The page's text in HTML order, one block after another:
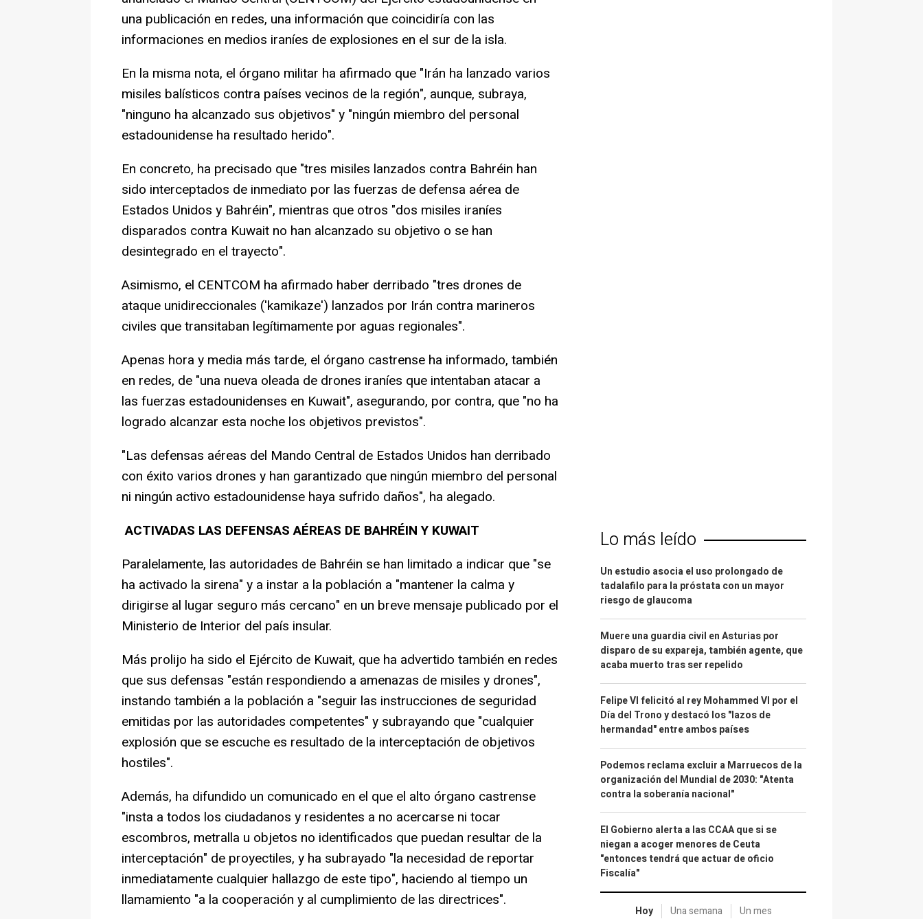
una publicación en redes, una información que coincidiría con las
informaciones en medios iraníes de explosiones en el sur de la isla.
En la misma nota, el órgano militar ha afirmado que "Irán ha lanzado varios
misiles balísticos contra países vecinos de la región", aunque, subraya,
"ninguno ha alcanzado sus objetivos" y "ningún miembro del personal
estadounidense ha resultado herido".
En concreto, ha precisado que "tres misiles lanzados contra Bahréin han
sido interceptados de inmediato por las fuerzas de defensa aérea de
Estados Unidos y Bahréin", mientras que otros "dos misiles iraníes
disparados contra Kuwait no han alcanzado su objetivo o se han
desintegrado en el trayecto".
Asimismo, el CENTCOM ha afirmado haber derribado "tres drones de
ataque unidireccionales ('kamikaze') lanzados por Irán contra marineros
civiles que transitaban legítimamente por aguas regionales".
Apenas hora y media más tarde, el órgano castrense ha informado, también
en redes, de "una nueva oleada de drones iraníes que intentaban atacar a
las fuerzas estadounidenses en Kuwait", asegurando, por contra, que "no ha
logrado alcanzar esta noche los objetivos previstos".
"Las defensas aéreas del Mando Central de Estados Unidos han derribado
con éxito varios drones y han garantizado que ningún miembro del personal
ni ningún activo estadounidense haya sufrido daños", ha alegado.
ACTIVADAS LAS DEFENSAS AÉREAS DE BAHRÉIN Y KUWAIT
Paralelamente, las autoridades de Bahréin se han limitado a indicar que "se
ha activado la sirena" y a instar a la población a "mantener la calma y
dirigirse al lugar seguro más cercano" en un breve mensaje publicado por el
Ministerio de Interior del país insular.
Más prolijo ha sido el Ejército de Kuwait, que ha advertido también en redes
que sus defensas "están respondiendo a amenazas de misiles y drones",
instando también a la población a "seguir las instrucciones de seguridad
emitidas por las autoridades competentes" y subrayando que "cualquier
explosión que se escuche es resultado de la interceptación de objetivos
hostiles".
Además, ha difundido un comunicado en el que el alto órgano castrense
"insta a todos los ciudadanos y residentes a no acercarse ni tocar
escombros, metralla u objetos no identificados que puedan resultar de la
interceptación" de proyectiles, y ha subrayado "la necesidad de reportar
inmediatamente cualquier hallazgo de este tipo", haciendo al tiempo un
llamamiento "a la cooperación y al cumplimiento de las directrices".
Lo más leído
Un estudio asocia el uso prolongado de
tadalafilo para la próstata con un mayor
riesgo de glaucoma
Muere una guardia civil en Asturias por
disparo de su expareja, también agente, que
acaba muerto tras ser repelido
Felipe VI felicitó al rey Mohammed VI por el
Día del Trono y destacó los "lazos de
hermandad" entre ambos países
Podemos reclama excluir a Marruecos de la
organización del Mundial de 2030: "Atenta
contra la soberanía nacional"
El Gobierno alerta a las CCAA que si se
niegan a acoger menores de Ceuta
"entonces tendrá que actuar de oficio
Fiscalía"
Hoy Una semana Un mes